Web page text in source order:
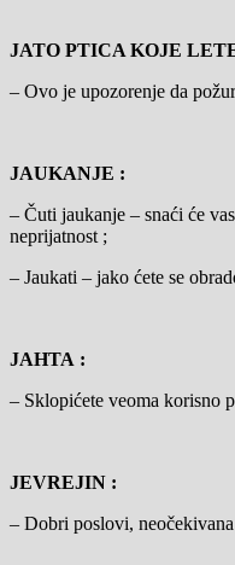
JATO PTICA KOJE
– Ovo je upozorenje da
JAUKANJE :
– Čuti jaukanje – snaći će
neprijatnost ;
– Jaukati – jako ćete se
JAHTA :
– Sklopićete veoma korisno
JEVREJIN :
– Dobri poslovi, neočekivana